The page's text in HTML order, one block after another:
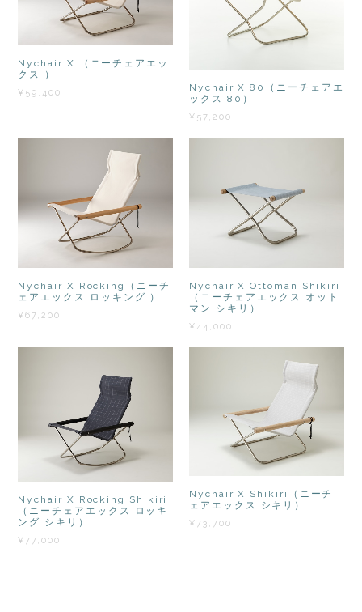
Nychair X （ニーチェアエッ
クス ）
¥59,400
Nychair X 80（ニーチェアエ
ックス 80）
¥57,200
Nychair X Rocking（ニーチ
ェアエックス ロッキング ）
¥67,200
Nychair X Ottoman Shikiri
（ニーチェアエックス オット
マン シキリ）
¥44,000
Nychair X Rocking Shikiri
（ニーチェアエックス ロッキ
ング シキリ）
¥77,000
Nychair X Shikiri（ニーチ
ェアエックス シキリ）
¥73,700